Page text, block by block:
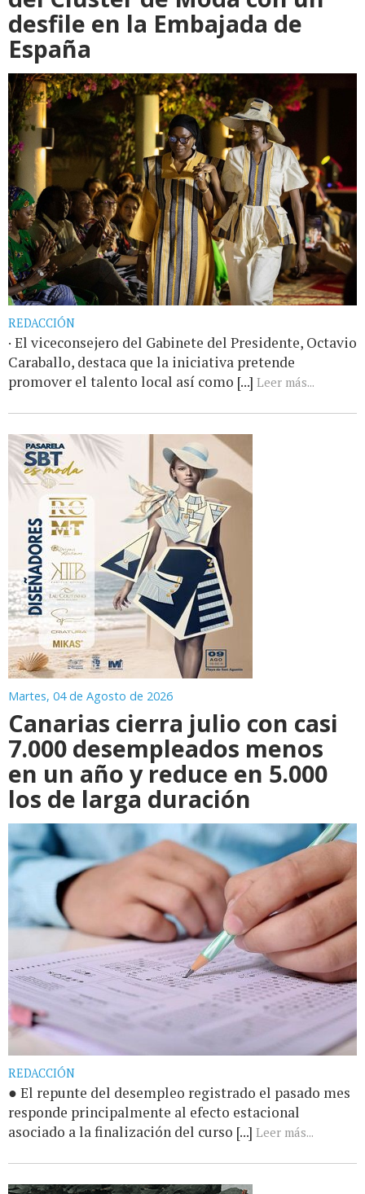
desfile en la Embajada de
España
REDACCIÓN
· El viceconsejero del Gabinete del Presidente, Octavio
Caraballo, destaca que la iniciativa pretende
promover el talento local así como [...] Leer más...
Martes, 04 de Agosto de 2026
Canarias cierra julio con casi
7.000 desempleados menos
en un año y reduce en 5.000
los de larga duración
REDACCIÓN
● El repunte del desempleo registrado el pasado mes
responde principalmente al efecto estacional
asociado a la finalización del curso [...] Leer más...